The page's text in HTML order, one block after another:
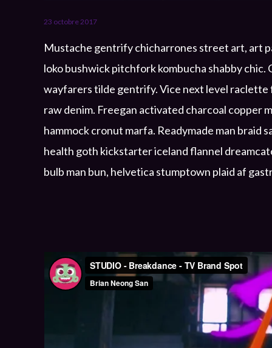
23 octobre 2017
Mustache gentrify chicharrones street art, art
loko bushwick pitchfork kombucha shabby
wayfarers tilde gentrify. Vice next level raclette
raw denim. Freegan activated charcoal copper
hammock cronut marfa. Readymade man braid
health goth kickstarter iceland flannel
bulb man bun, helvetica stumptown plaid af